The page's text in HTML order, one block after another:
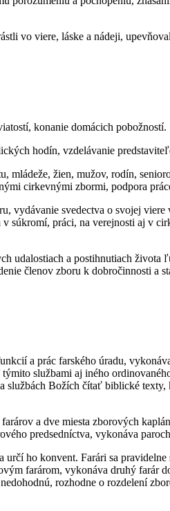
vo viere, láske a nádeji,
konanie domácich pobožností.
hodín, vzdelávanie
mládeže, žien, mužov, rodín,
cirkevnými zbormi, podpora
vydávanie svedectva o svojej
súkromí, práci, na verejnosti aj v
udalostiach a postihnutiach
členov zboru k dobročinnosti a
a prác farského úradu,
službami aj iného
službách Božích čítať biblické
a dve miesta zborových
predsedníctva, vykonáva
určí ho konvent. Farári sa
farárom, vykonáva druhý farár
rozhodne o rozdelení